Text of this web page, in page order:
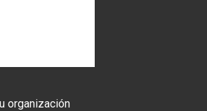
organización